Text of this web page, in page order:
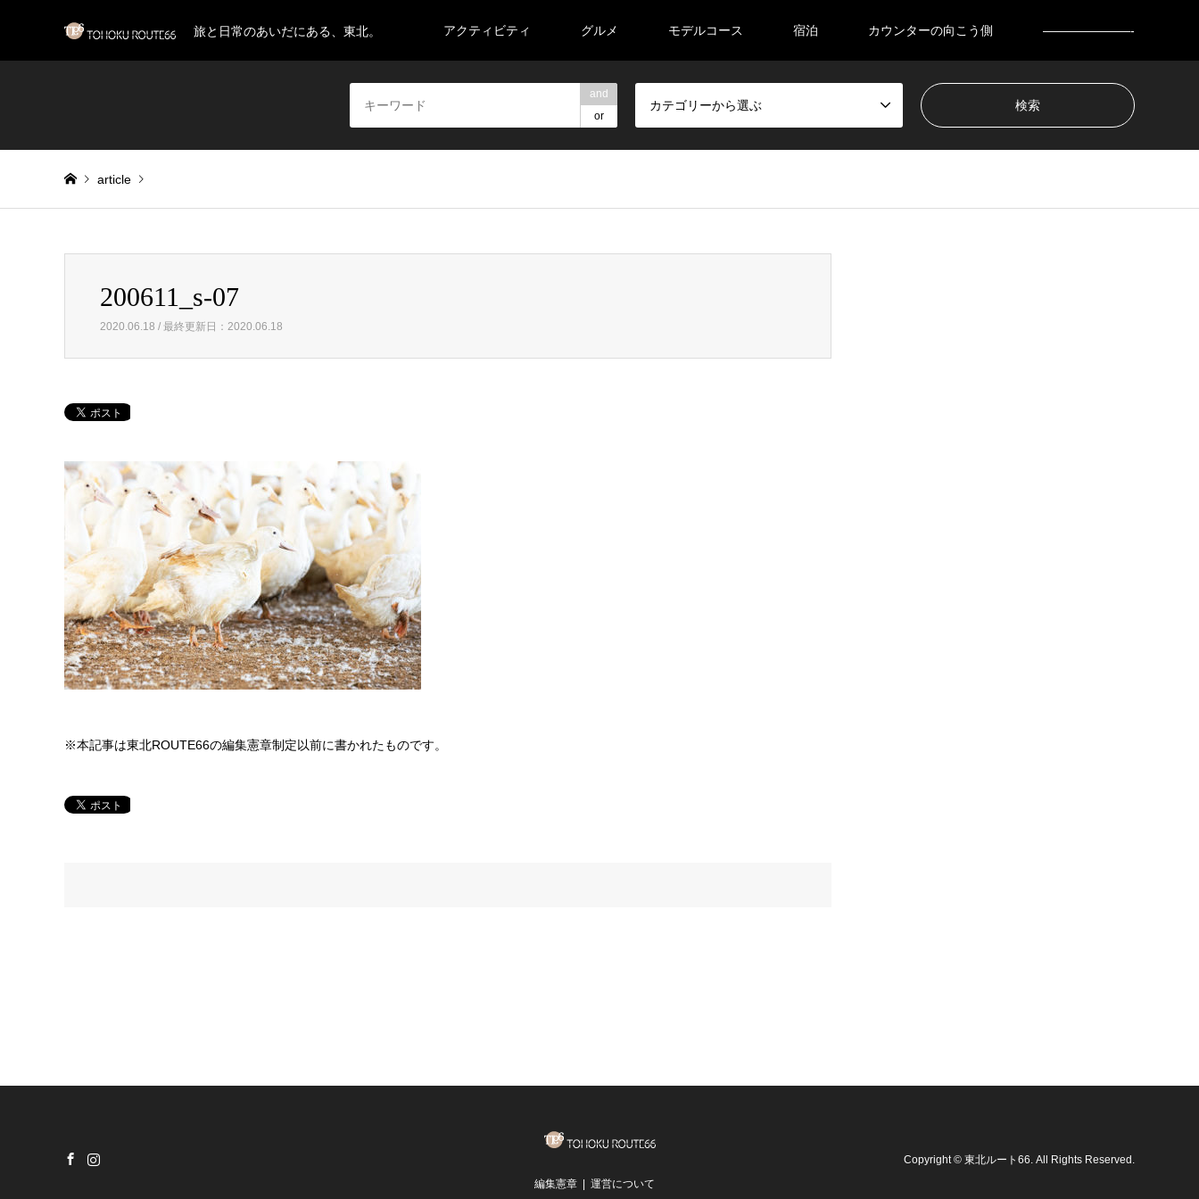
旅と日常のあいだにある、東北。 アクティビティ グルメ モデルコース 宿泊 カウンターの向こう側 ———————-
and
or
カテゴリーから選ぶ
article
200611_s-07
200611_s-07
2020.06.18 / 最終更新日：2020.06.18
※本記事は東北ROUTE66の編集憲章制定以前に書かれたものです。
編集憲章 運営について
Copyright © 東北ルート66 . All Rights Reserved.